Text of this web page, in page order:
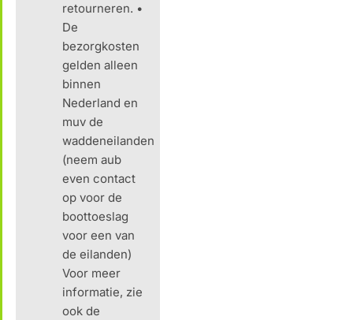
retourneren. •
De
bezorgkosten
gelden alleen
binnen
Nederland en
muv de
waddeneilanden
(neem aub
even contact
op voor de
boottoeslag
voor een van
de eilanden)
Voor meer
informatie, zie
ook de